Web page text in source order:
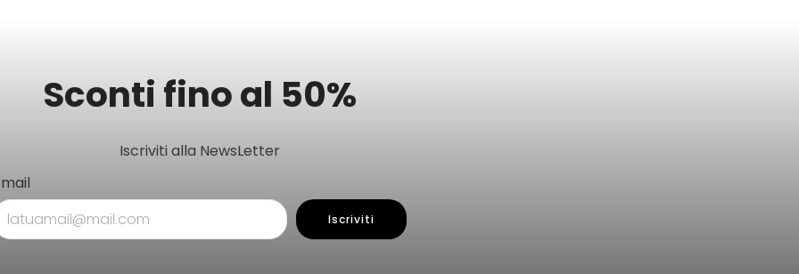
Sconti fino al 50%
Iscriviti alla NewsLetter
Iscriviti